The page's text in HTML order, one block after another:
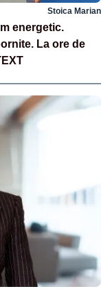
Stoica Marian
energetic.
La ore de